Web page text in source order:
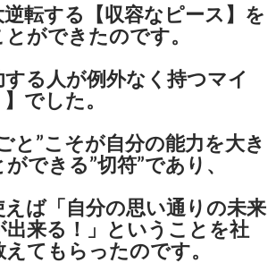
転する【収容なピース】を
ができたのです。
る人が例外なく持つマイ
でした。
と”こそが自分の能力を大き
できる”切符”であり、
ば「自分の思い通りの未来
出来る！」ということを社
てもらったのです。